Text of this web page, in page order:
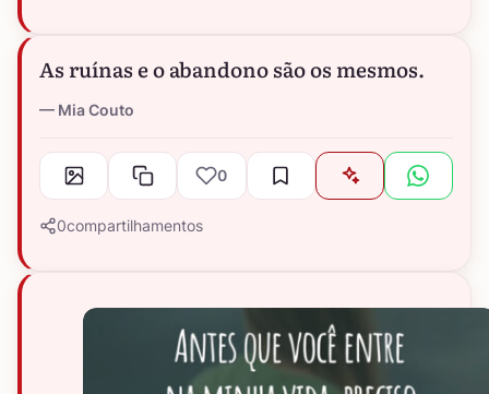
As ruínas e o abandono são os mesmos.
Mia Couto
0
0compartilhamentos